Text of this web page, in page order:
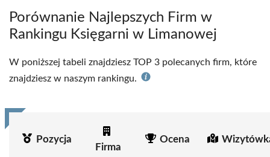
Porównanie Najlepszych Firm w
Rankingu Księgarni w Limanowej
W poniższej tabeli znajdziesz TOP 3 polecanych firm, które
znajdziesz w naszym rankingu.
Pozycja
Firma
Ocena